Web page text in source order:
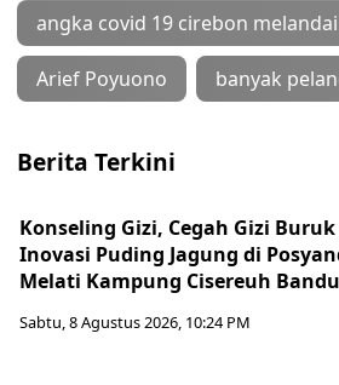
angka covid 19 cirebon melandai
Arief Poyuono banyak
Berita Terkini
Konseling Gizi, Cegah Gizi
Inovasi Puding Jagung di
Melati Kampung Cisereuh
Sabtu, 8 Agustus 2026, 10:24 PM